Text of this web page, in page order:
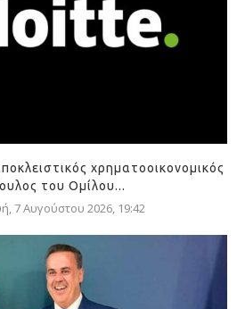
χρηματοοικονομικός
του Ομίλου...
7 Αυγούστου 2026, 19:42